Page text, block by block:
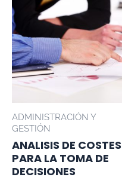
ADMINISTRACIÓN Y
GESTIÓN
ANALISIS DE COSTES
PARA LA TOMA DE
DECISIONES